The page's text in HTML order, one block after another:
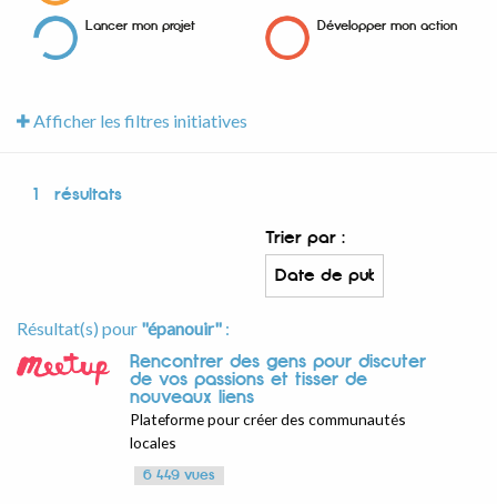
Lancer mon projet Développer mon action
Afficher les filtres initiatives
1 résultats
Trier par :
Résultat(s) pour "épanouir" :
Rencontrer des gens pour discuter
de vos passions et tisser de
nouveaux liens
Plateforme pour créer des communautés
locales
6 449 vues